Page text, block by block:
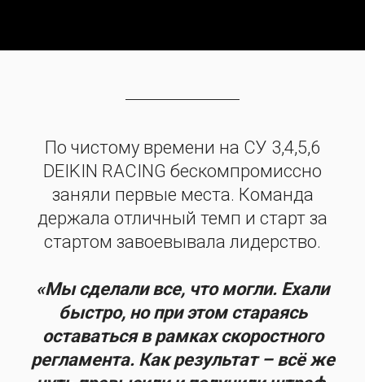
По чистому времени на СУ 3,4,5,6
DEIKIN RACING бескомпромиссно
заняли первые места. Команда
держала отличный темп и старт за
стартом завоевывала лидерство.
«Мы сделали все, что могли. Ехали
быстро, но при этом стараясь
оставаться в рамках скоростного
регламента. Как результат – всё же